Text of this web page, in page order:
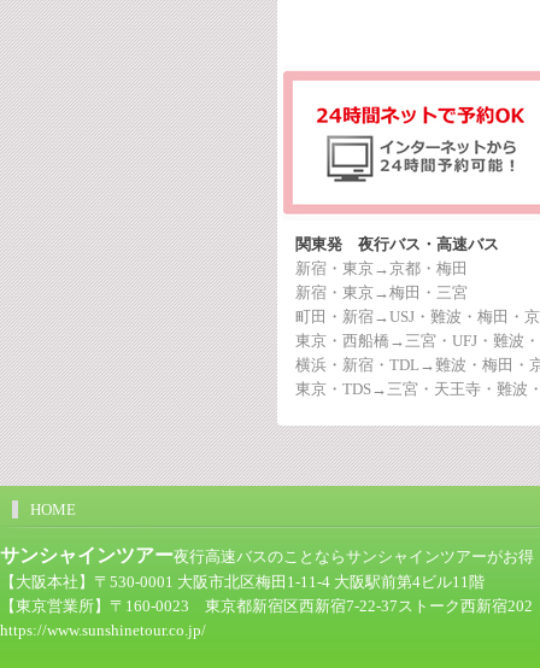
関東発 夜行バス・高速バス
新宿・東京→京都・梅田
新宿・東京→梅田・三宮
町田・新宿→USJ・難波・梅田・
東京・西船橋→三宮・UFJ・難波
横浜・新宿・TDL→難波・梅田・
東京・TDS→三宮・天王寺・難波
HOME
サンシャインツアー夜行高速バスのことならサンシャインツアーがお
【大阪本社】〒530-0001 大阪市北区梅田1-11-4 大阪駅前第4ビル11階
【東京営業所】〒160-0023 東京都新宿区西新宿7-22-37ストーク西新宿202
https://www.sunshinetour.co.jp/